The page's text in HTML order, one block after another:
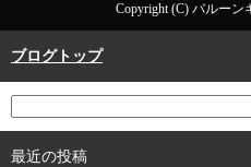
Copyright (C) バルーン
ブログトップ
最近の投稿